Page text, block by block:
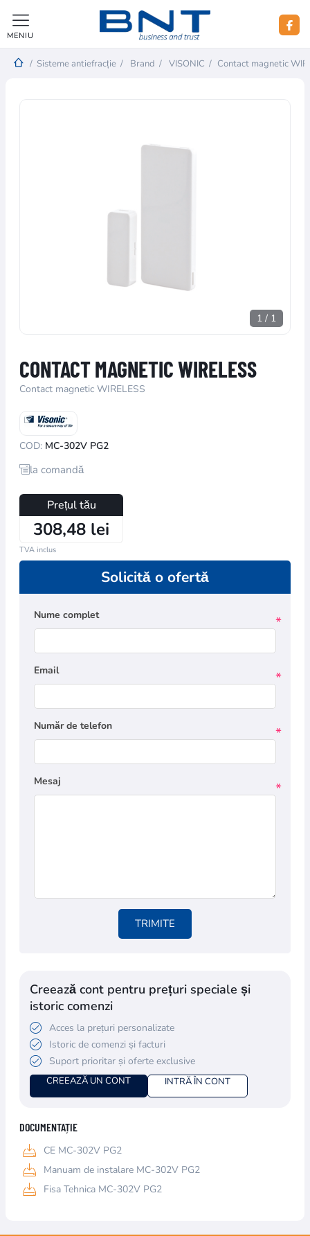
MENIU
/ Sisteme antiefracție / Brand / VISONIC / Contact magnetic
1 / 1
CONTACT MAGNETIC WIRELESS
Contact magnetic WIRELESS
COD: MC-302V PG2
la comandă
Prețul tău
308,48 lei
TVA inclus
Solicită o ofertă
Nume complet *
Email *
Număr de telefon *
Mesaj *
TRIMITE
Creează cont pentru prețuri speciale și
istoric comenzi
Acces la prețuri personalizate
Istoric de comenzi și facturi
Suport prioritar și oferte exclusive
CREEAZĂ UN CONT INTRĂ ÎN CONT
DOCUMENTAȚIE
CE MC-302V PG2
Manuam de instalare MC-302V PG2
Fisa Tehnica MC-302V PG2